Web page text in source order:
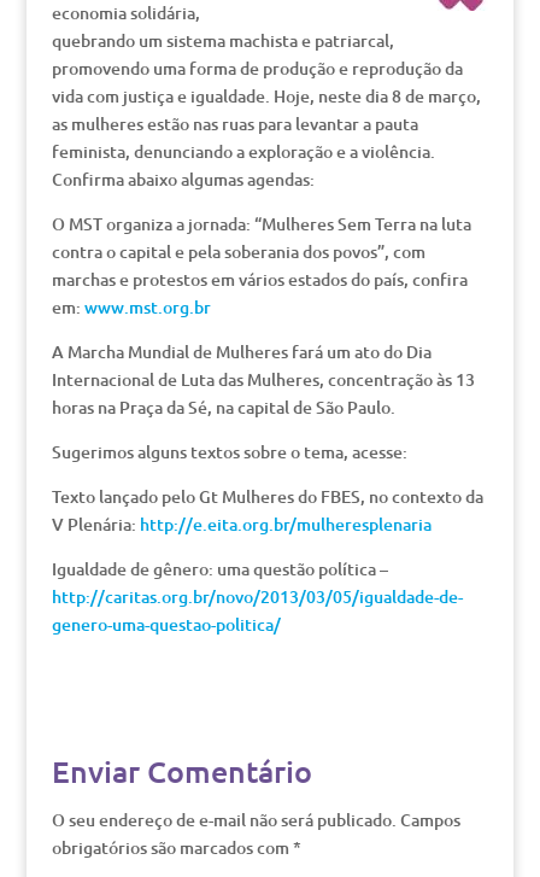
economia solidária,
quebrando um sistema machista e patriarcal,
promovendo uma forma de produção e reprodução da
vida com justiça e igualdade. Hoje, neste dia 8 de março,
as mulheres estão nas ruas para levantar a pauta
feminista, denunciando a exploração e a violência.
Confirma abaixo algumas agendas:
O MST organiza a jornada: “Mulheres Sem Terra na luta
contra o capital e pela soberania dos povos”, com
marchas e protestos em vários estados do país, confira
em: www.mst.org.br
A Marcha Mundial de Mulheres fará um ato do Dia
Internacional de Luta das Mulheres, concentração às 13
horas na Praça da Sé, na capital de São Paulo.
Sugerimos alguns textos sobre o tema, acesse:
Texto lançado pelo Gt Mulheres do FBES, no contexto da
V Plenária: http://e.eita.org.br/mulheresplenaria
Igualdade de gênero: uma questão política –
http://caritas.org.br/novo/2013/03/05/igualdade-de-
genero-uma-questao-politica/
Enviar Comentário
O seu endereço de e-mail não será publicado. Campos
obrigatórios são marcados com *